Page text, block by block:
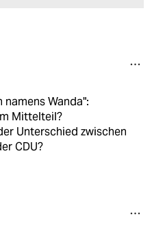
namens Wanda":
Mittelteil?
Unterschied zwischen
CDU?